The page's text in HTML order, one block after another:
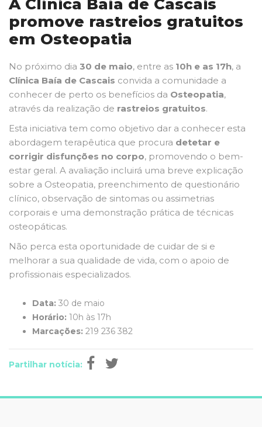
A Clínica Baía de Cascais
promove rastreios gratuitos
em Osteopatia
No próximo dia 30 de maio, entre as 10h e as 17h, a
Clínica Baía de Cascais convida a comunidade a
conhecer de perto os benefícios da Osteopatia,
através da realização de rastreios gratuitos.
Esta iniciativa tem como objetivo dar a conhecer esta
abordagem terapêutica que procura detetar e
corrigir disfunções no corpo, promovendo o bem-
estar geral. A avaliação incluirá uma breve explicação
sobre a Osteopatia, preenchimento de questionário
clínico, observação de sintomas ou assimetrias
corporais e uma demonstração prática de técnicas
osteopáticas.
Não perca esta oportunidade de cuidar de si e
melhorar a sua qualidade de vida, com o apoio de
profissionais especializados.
Data: 30 de maio
Horário: 10h às 17h
Marcações: 219 236 382
Partilhar notícia: